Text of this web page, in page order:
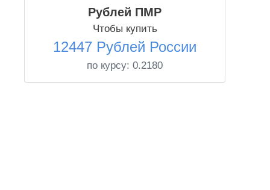
Рублей ПМР
Чтобы купить
12447 Рублей России
по курсу: 0.2180